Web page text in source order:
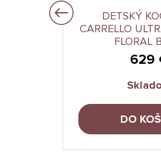
DETSKÝ
CARRELLO
FLORAL
629
DO